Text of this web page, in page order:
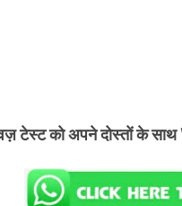
टेस्ट को अपने दोस्तों के